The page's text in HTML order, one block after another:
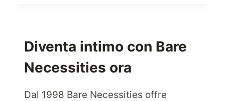
LE
TUE
SOLUZIONI
BELLEZZA
Diventa intimo con Bare
Necessities ora
Dal 1998 Bare Necessities offre